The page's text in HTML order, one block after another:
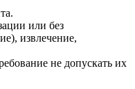
или без
извлечение,
не допускать их